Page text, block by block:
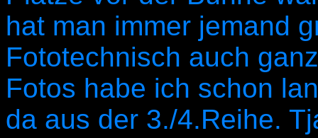
hat man immer jemand
Fototechnisch auch
Fotos habe ich schon
da aus der 3./4.Reihe.